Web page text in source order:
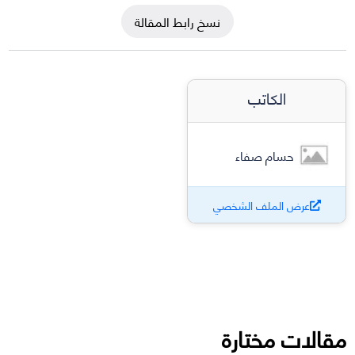
نسخ رابط المقالة
الكاتب
حسام صفاء
عرض الملف الشخصي
مقالات مختارة